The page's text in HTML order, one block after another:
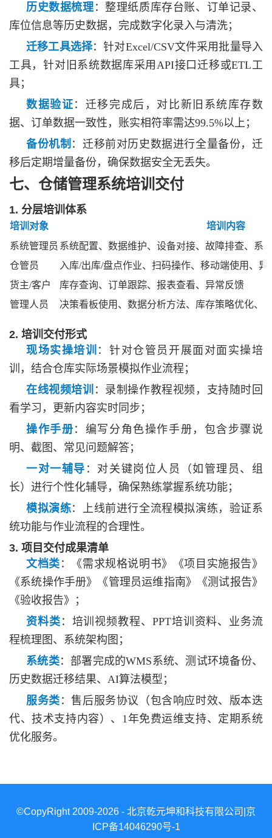
历史数据梳理 ：整理纸质库存台账、订单记录、
库位信息等历史数据，完成数字化录入与清洗；
迁移工具选择：针对Excel/CSV文件采用批量导入
工具，针对旧系统数据库采用API接口迁移或ETL工
具；
数据验证 ：迁移完成后，对比新旧系统库存数
据、订单数据一致性，账实相符率需达99.5%以上；
备份机制 ：迁移前对历史数据进行全量备份，迁
移后定期增量备份，确保数据安全无丢失。
七、仓储管理系统培训交付
1. 分层培训体系
培训对象
培训内容
系统管理员 系统配置、数据维护、设备对接、故障排查、系
仓管员
入库/出库/盘点作业、扫码操作、移动端使用、
货主/客户
库存查询、订单跟踪、报表查看、异常反馈
管理人员
决策看板使用、数据分析方法、库存策略优化、
2. 培训交付形式
现场实操培训 ：针对仓管员开展面对面实操培
训，结合仓库实际场景模拟作业流程；
在线视频培训 ：录制操作教程视频，支持随时回
看学习，更新内容实时同步；
操作手册 ：编写分角色操作手册，包含步骤说
明、截图、常见问题解答；
一对一辅导 ：对关键岗位人员（如管理员、组
长）进行个性化辅导，确保熟练掌握系统功能；
模拟演练：上线前进行全流程模拟演练，验证系
统功能与作业流程的合理性。
3. 项目交付成果清单
文档类 ：《需求规格说明书》《项目实施报告》
《系统操作手册》《管理员运维指南》《测试报告》
《验收报告》；
资料类 ：培训视频教程、 PPT培训资料、业务流
程梳理图、系统架构图；
系统类：部署完成的WMS系统、测试环境备份、
历史数据迁移结果、AI算法模型；
服务类 ：售后服务协议（包含响应时效、版本迭
代、技术支持内容）、 1年免费运维支持、定期系统
优化服务。
©CopyRight 2009-2026 - 北京乾元坤和科技有限公司|京
ICP备14046290号-1